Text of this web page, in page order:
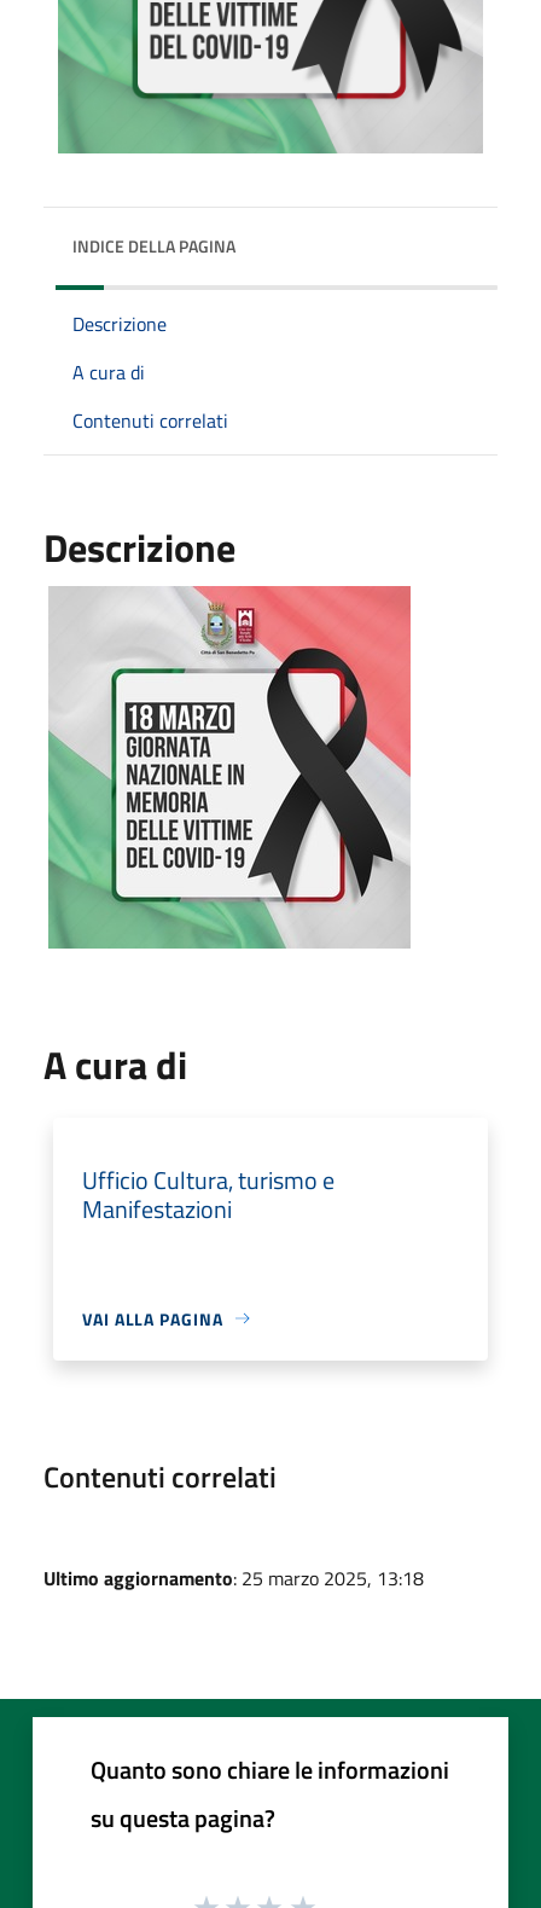
INDICE DELLA PAGINA
Descrizione
A cura di
Contenuti correlati
Descrizione
A cura di
Ufficio Cultura, turismo e
Manifestazioni
VAI ALLA PAGINA
Contenuti correlati
Ultimo aggiornamento: 25 marzo 2025, 13:18
Quanto sono chiare le informazioni
su questa pagina?